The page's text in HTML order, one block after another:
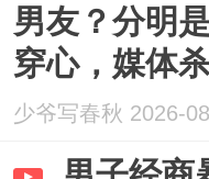
男友？分明
穿心，媒体
少爷写春秋 2026-